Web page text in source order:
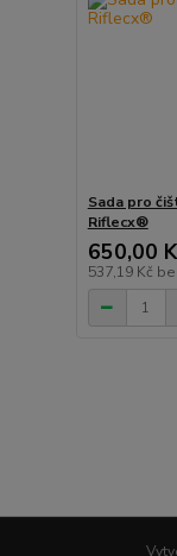
Sada pro
Riflecx®
650,00
537,19 Kč